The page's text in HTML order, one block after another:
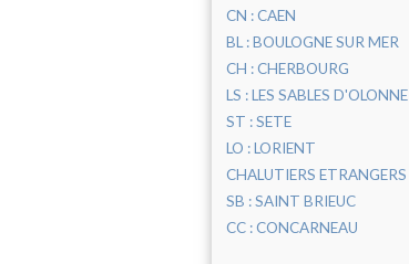
CN : CAEN
BL : BOULOGNE SUR MER
CH : CHERBOURG
LS : LES SABLES D'OLONNE
ST : SETE
LO : LORIENT
CHALUTIERS ETRANGERS
SB : SAINT BRIEUC
CC : CONCARNEAU